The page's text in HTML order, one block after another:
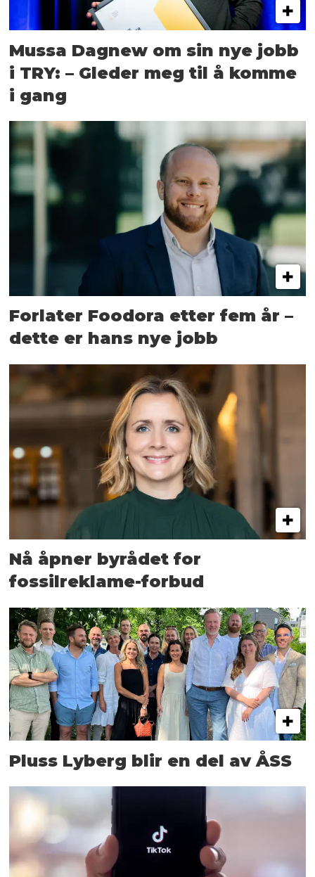
Mussa Dagnew om sin nye jobb
i TRY: – Gleder meg til å komme
i gang
Forlater Foodora etter fem år –
dette er hans nye jobb
Nå åpner byrådet for
fossilreklame-forbud
Pluss Lyberg blir en del av ÅSS